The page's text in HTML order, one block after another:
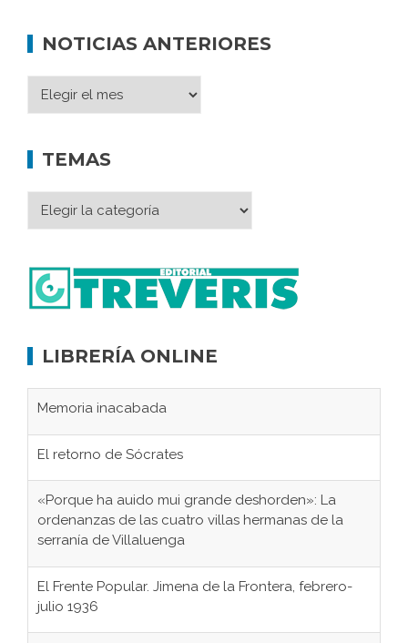
NOTICIAS ANTERIORES
TEMAS
LIBRERÍA ONLINE
Memoria inacabada
El retorno de Sócrates
«Porque ha auido mui grande deshorden»: La
ordenanzas de las cuatro villas hermanas de la
serranía de Villaluenga
El Frente Popular. Jimena de la Frontera, febrero-
julio 1936